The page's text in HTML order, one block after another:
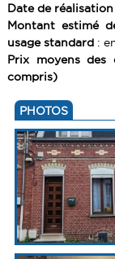
Date de réalisation
Montant estimé
usage standard :
Prix moyens des
compris)
PHOTOS